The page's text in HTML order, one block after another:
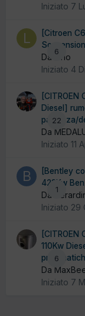
Iniziato 7
6
[Citroen
Da lario
Iniziato 4
22
Diesel]
partenza/
Da
Iniziato 11
1
[Bentley
423Kw
Da
Iniziato 29
6
110Kw
Da
Iniziato 7